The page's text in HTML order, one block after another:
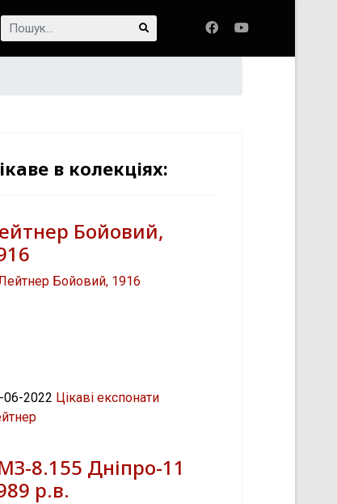
Пошук...
в колекціях:
Бойовий,
06-2022 Цікаві експонати
8.155 Дніпро-11
р.в.